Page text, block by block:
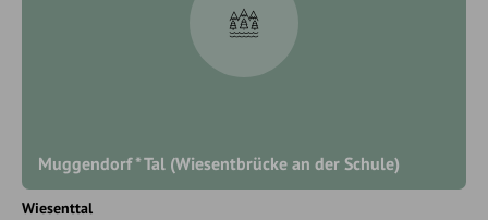
Muggendorf * Tal (Wiesentbrücke an der Schule)
Wiesenttal